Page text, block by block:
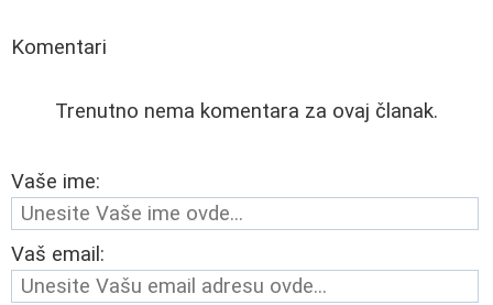
Komentari
Trenutno nema komentara za ovaj članak.
Vaše ime:
Vaš email: